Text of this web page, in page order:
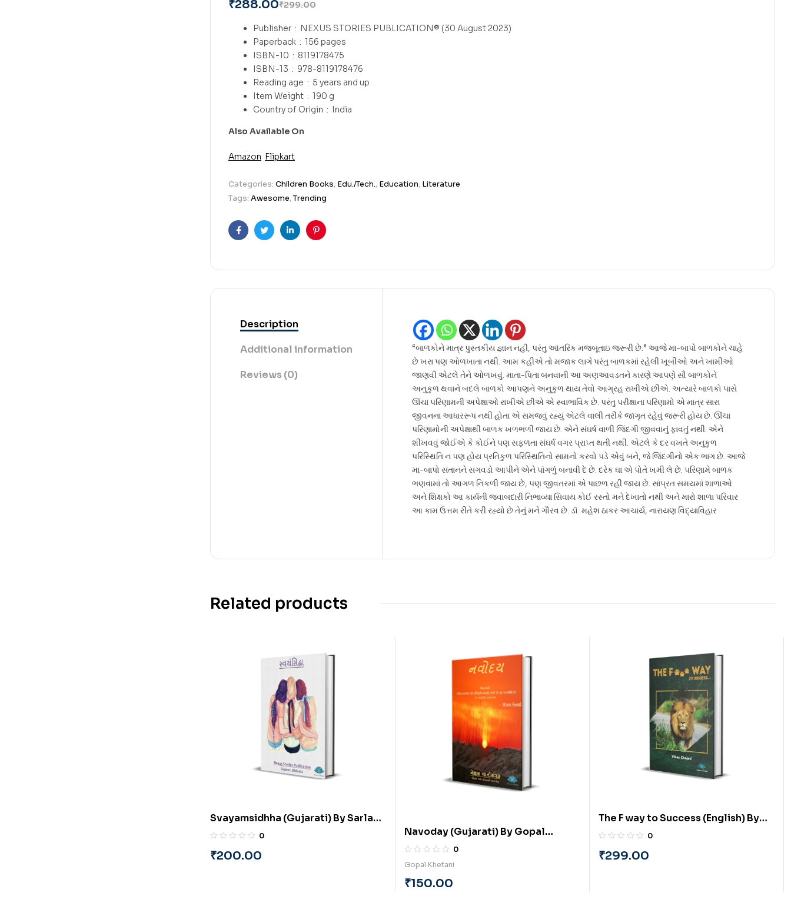
₹299.00
₹288.00
Publisher ‏ : ‎ NEXUS STORIES PUBLICATION® (30 August 2023)
Paperback ‏ : ‎ 156 pages
ISBN-10 ‏ : ‎ 8119178475
ISBN-13 ‏ : ‎ 978-8119178476
Reading age ‏ : ‎ 5 years and up
Item Weight ‏ : ‎ 190 g
Country of Origin ‏ : ‎
India
Also Available On
Amazon Flipkart
Categories: Children Books, Edu./Tech., Education, Literature
Tags: Awesome,Trending
FacebookTwitterLinkedinPinterest
Description
Additional information
Reviews (0)
“બાળકોને માત્ર પુસ્તકીય જ્ઞાન નહી, પરંતુ આંતરિક મજબૂતાઇ જરૂરી છે.” આજે મા-બાપો બાળકોને ચાહે
છે ખરા પણ ઓળખાતા નથી. આમ કહીએ તો મજાક લાગે પરંતુ બાળકમાં રહેલી ખૂબીઓ અને ખામીઓ
જાણવી એટલે તેને ઓળખવું. માતા-પિતા બનવાની આ અણઆવડતને કારણે આપણે સૌ બાળકોને
અનુકુળ થવાને બદલે બાળકો આપણને અનુકુળ થાય તેવો આગ્રહ રાખીએ છીએ. અત્યારે બાળકો પાસે
ઊંચા પરિણામની અપેક્ષાઓ રાખીએ છીએ એ સ્વાભાવિક છે. પરંતુ પરીક્ષાના પરિણામો એ માત્ર સારા
જીવનના આધારરૂપ નથી હોતા એ સમજવું રહ્યું એટલે વાલી તરીકે જાગૃત રહેવું જરૂરી હોય છે. ઊંચા
પરિણામોની અપેક્ષાથી બાળક ખળભળી જાય છે. એને સંઘર્ષ વાળી જિંદગી જીવવાનું ફાવતું નથી. એને
શીખવવું જોઈએ કે કોઈને પણ સફળતા સંઘર્ષ વગર પ્રાપ્ત થતી નથી. એટલે કે દર વખતે અનુકુળ
પરિસ્થિતિ ન પણ હોય પ્રતિકુળ પરિસ્થિતિનો સામનો કરવો પડે એવું બને, જે જિંદગીનો એક ભાગ છે. આજે
મા-બાપો સંતાનને સગવડો આપીને એને પાંગળું બનાવી દે છે. દરેક ઘા એ પોતે ખમી લે છે. પરિણામે બાળક
ભણવામાં તો આગળ નિકળી જાય છે, પણ જીવતરમાં એ પાછળ રહી જાય છે. સાંપ્રત સમયમાં શાળાઓ
અને શિક્ષકો આ કાર્યની જવાબદારી નિભાવ્યા સિવાય કોઈ રસ્તો મને દેખાતો નથી અને મારો શાળા પરિવાર
આ કામ ઉત્તમ રીતે કરી રહ્યો છે તેનું મને ગૌરવ છે. ડૉ. મહેશ ઠાકર આચાર્ય, નારાયણ વિદ્યાવિહાર
Related products
Svayamsidhha (Gujarati) By Sarla
Sutaria and Minaxi Vakharia
0
₹200.00
Navoday (Gujarati) By Gopal
Khetani
0
Gopal Khetani
₹150.00
The F way to Success (English) By
Vikas Chajed
0
₹299.00